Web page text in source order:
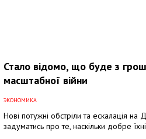
Стало відомо, що буде з
масштабної війни
ЭКОНОМИКА
Нові потужні обстріли та ескалація на
задуматись про те, наскільки добре